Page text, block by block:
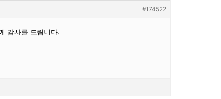
#174522
감사를 드립니다.